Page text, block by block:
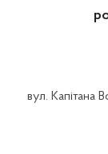
вул. Капітана